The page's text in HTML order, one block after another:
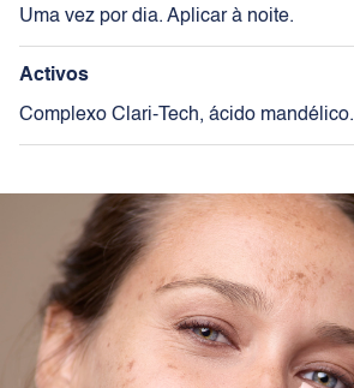
Uma vez por dia. Aplicar à noite.
Activos
Complexo Clari-Tech, ácido mandélico.